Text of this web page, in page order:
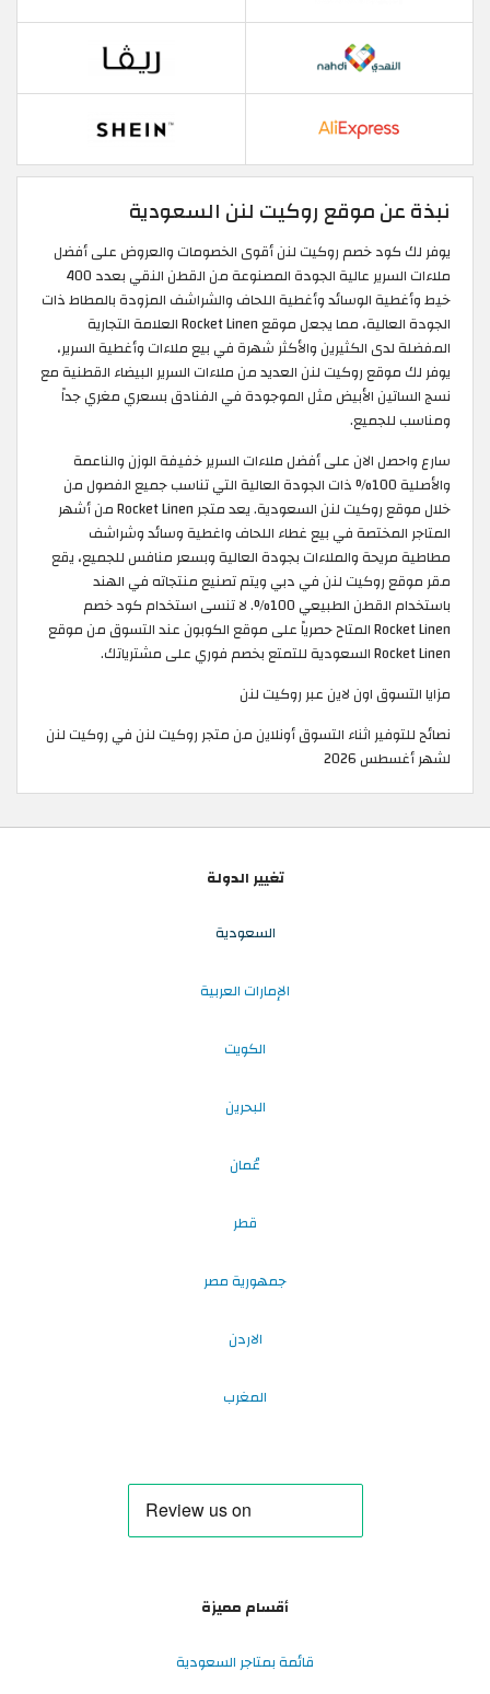
نبذة عن موقع روكيت لنن السعودية
يوفر لك كود خصم روكيت لنن أقوى الخصومات والعروض على أفضل
ملاءات السرير عالية الجودة المصنوعة من القطن النقي بعدد 400
خيط وأغطية الوسائد وأغطية اللحاف والشراشف المزودة بالمطاط ذات
الجودة العالية، مما يجعل موقع Rocket Linen العلامة التجارية
المفضلة لدى الكثيرين والأكثر شهرة في بيع ملاءات وأغطية السرير،
يوفر لك موقع روكيت لنن العديد من ملاءات السرير البيضاء القطنية مع
نسج الساتين الأبيض مثل الموجودة في الفنادق بسعري مغري جداً
ومناسب للجميع.
سارع واحصل الان على أفضل ملاءات السرير خفيفة الوزن والناعمة
والأصلية 100% ذات الجودة العالية التي تناسب جميع الفصول من
خلال موقع روكيت لنن السعودية. يعد متجر Rocket Linen من أشهر
المتاجر المختصة في بيع غطاء اللحاف واغطية وسائد وشراشف
مطاطية مريحة والملاءات بجودة العالية وبسعر منافس للجميع، يقع
مقر موقع روكيت لنن في دبي ويتم تصنيع منتجاته في الهند
باستخدام القطن الطبيعي 100%. لا تنسى استخدام كود خصم
Rocket Linen المتاح حصرياً على موقع الكوبون عند التسوق من موقع
Rocket Linen السعودية للتمتع بخصم فوري على مشترياتك. ​
مزايا التسوق اون لاين عبر روكيت لنن
نصائح للتوفير اثناء التسوق أونلاين من متجر روكيت لنن في روكيت لنن
لشهر أغسطس 2026
تغيير الدولة
السعودية
الإمارات العربية
الكويت
البحرين
عُمان
قطر
جمهورية مصر
الاردن
المغرب
أقسام مميزة
قائمة بمتاجر السعودية